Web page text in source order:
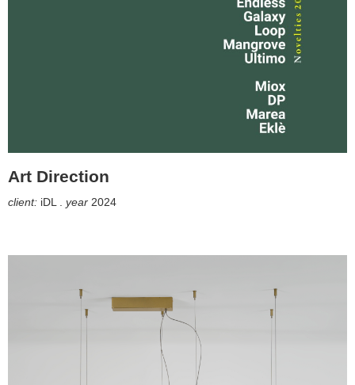
Art Direction
client: iDL . year 2024